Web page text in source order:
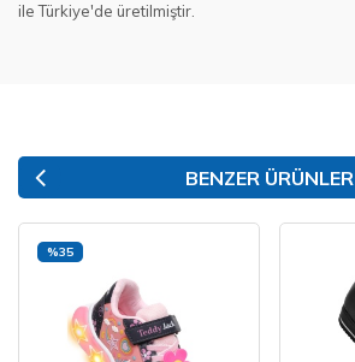
ile Türkiye'de üretilmiştir.
BENZER ÜRÜNLER
%35